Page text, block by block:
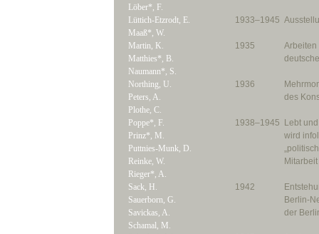
Löber*, F.
Lüttich-Etzrodt, E.
Maaß*, W.
Martin, K.
Matthies*, B.
Naumann*, S.
Northing, U.
Peters, A.
Plothe, C.
Poppe*, F.
Prinz*, M.
Puttnies-Munk, D.
Reinke, W.
Rieger*, A.
Sack, H.
Sauerborn, G.
Savickas, A.
Schamal, M.
1933–1945
1935
Arbeiten
1936
des
1938–1945
Lebt
wird
1942
Berlin-
der